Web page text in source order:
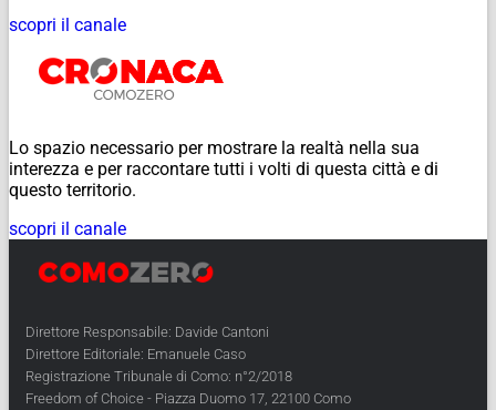
scopri il canale
Lo spazio necessario per mostrare la realtà nella sua
interezza e per raccontare tutti i volti di questa città e di
questo territorio.
scopri il canale
Direttore Responsabile: Davide Cantoni
Direttore Editoriale: Emanuele Caso
Registrazione Tribunale di Como: n°2/2018
Freedom of Choice - Piazza Duomo 17, 22100 Como